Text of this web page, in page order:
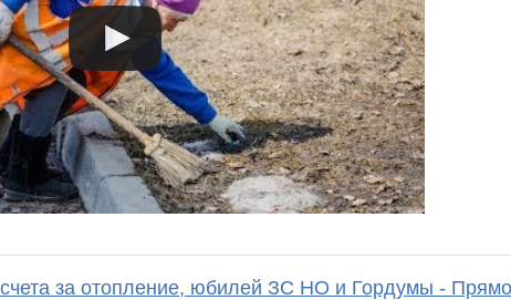
за отопление, юбилей ЗС НО и Гордумы -